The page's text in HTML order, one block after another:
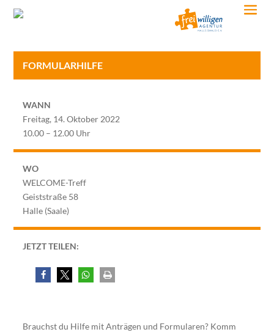
FORMULARHILFE
WANN
Freitag, 14. Oktober 2022
10.00 – 12.00 Uhr
WO
WELCOME-Treff
Geiststraße 58
Halle (Saale)
JETZT TEILEN:
Brauchst du Hilfe mit Anträgen und Formularen? Komm